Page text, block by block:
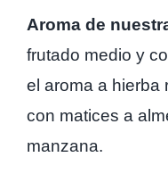
Aroma de
frutado medio y
el aroma a hierba
con matices a
manzana.